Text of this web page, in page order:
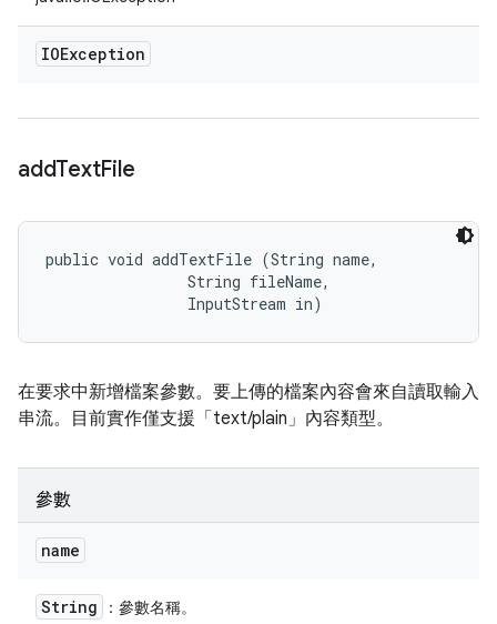
IOException
addTextFile
public void addTextFile (String name,
                String fileName,
                InputStream in)
在要求中新增檔案參數。要上傳的檔案內容會來自讀取輸入
串流。目前實作僅支援「text/plain」內容類型。
參數
name
String ：參數名稱。